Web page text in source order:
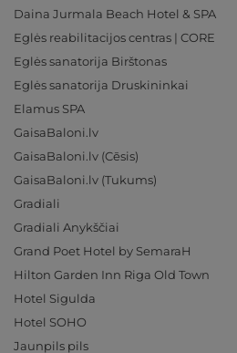
Daina Jurmala Beach Hotel & SPA
Eglės reabilitacijos centras | CORE
Eglės sanatorija Birštonas
Eglės sanatorija Druskininkai
Elamus SPA
GaisaBaloni.lv
GaisaBaloni.lv (Cēsis)
GaisaBaloni.lv (Tukums)
Gradiali
Gradiali Anykščiai
Grand Poet Hotel by SemaraH
Hilton Garden Inn Riga Old Town
Hotel Sigulda
Hotel SOHO
Jaunpils pils